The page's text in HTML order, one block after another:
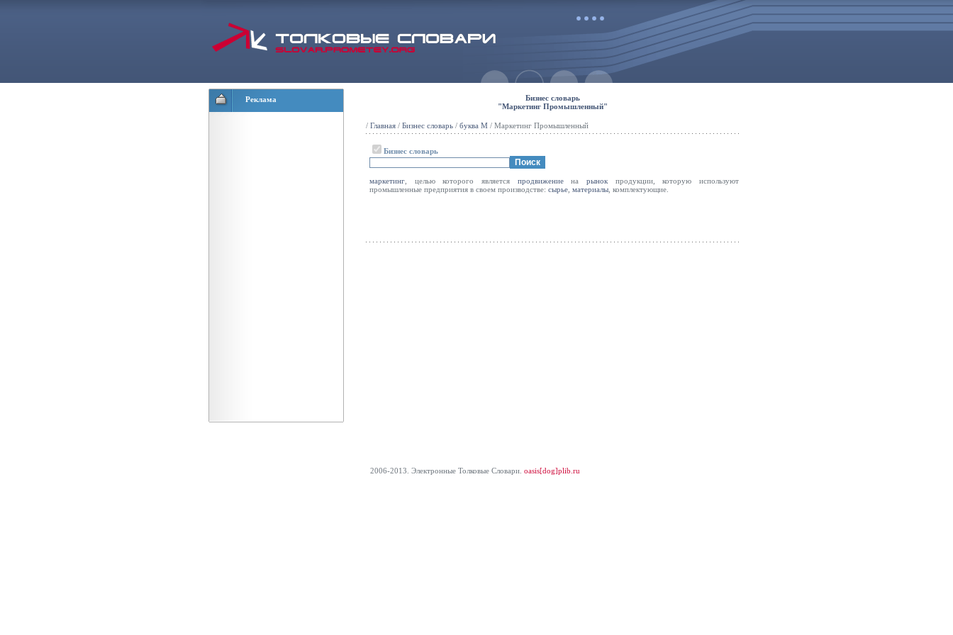
Реклама
Бизнес словарь
"Маркетинг Промышленный"
/ Главная / Бизнес словарь / буква М / Маркетинг Промышленный
Бизнес словарь
маркетинг , целью которого является продвижениенарынок продукции, которую используют
промышленные предприятия в своем производстве: сырье материалы , комплектующие.
2006-2013. Электронные Толковые Cловари. oasis[dog]plib.ru